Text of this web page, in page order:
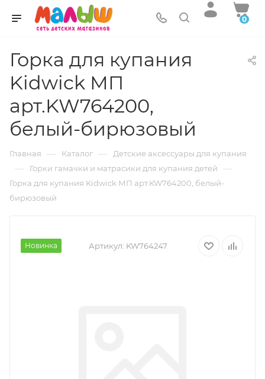
0
Горка для купания
Kidwick МП
арт.KW764200,
белый-бирюзовый
Главная — Каталог — Детские аксессуары для купания
— Горки гамачки и матрасики для купания детей —
Горка для купания Kidwick МП арт.KW764200, белый-
бирюзовый
Новинка Артикул: KW764247